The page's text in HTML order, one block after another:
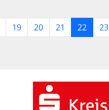
19 20 21 22 23